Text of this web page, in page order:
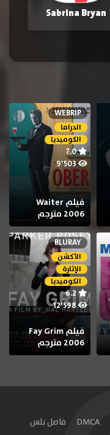
Sabrina Bryan
WEBRIP
الدراما
الكوميديا
7.0
9٬503
فيلم Waiter
2006 مترجم
BLURAY
الأكشن
الإثارة
الكوميديا
12٬598
فيلم Fay Grim
2006 مترجم
DMCA فاصل بلس